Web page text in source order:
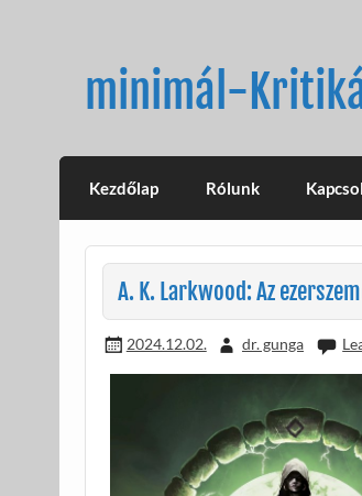
minimál-
Kezdőlap Rólunk
A. K. Larkwood: Az
2024.12.02. dr. gunga